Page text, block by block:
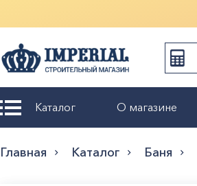
Каталог О магазине
Главная Каталог Баня